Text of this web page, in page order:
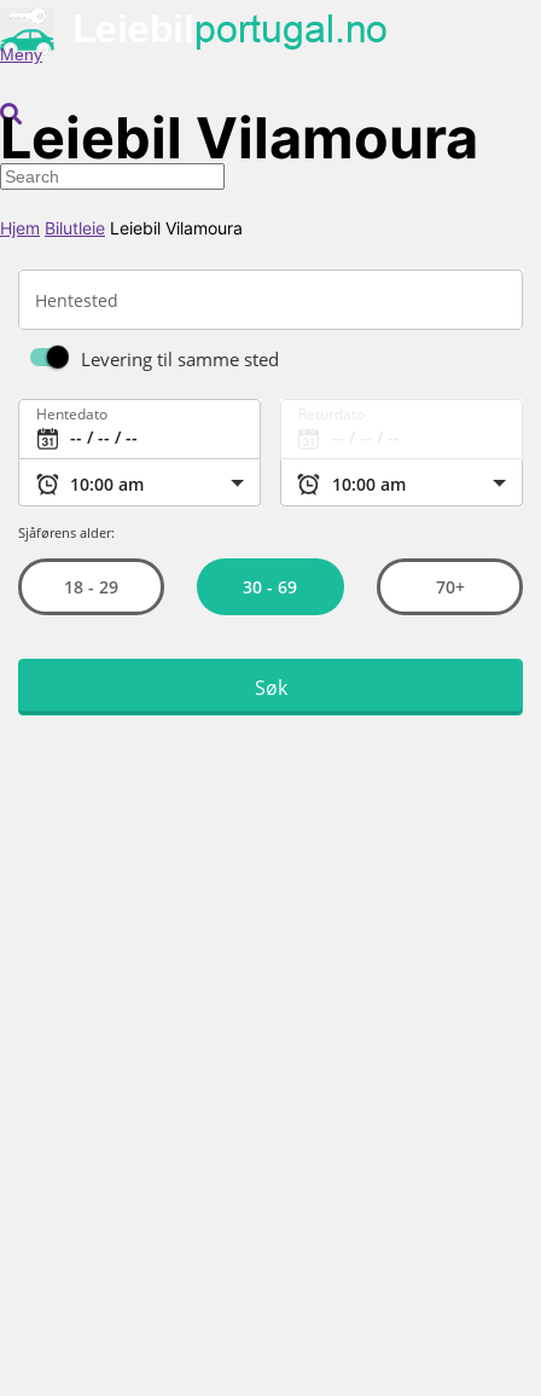
Meny
Leiebil Vilamoura
Hjem Bilutleie Leiebil Vilamoura
Hentested
Levering til samme sted
Hentedato
Sjåførens alder:
18 - 29 30 - 69 70+
Søk